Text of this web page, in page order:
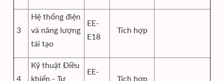
3
Hệ thống điện
và năng lượng
tái tạo
EE-
E18
Tích hợp
4
Kỹ thuật Điều
khiển - Tự
EE-
Tích hợp